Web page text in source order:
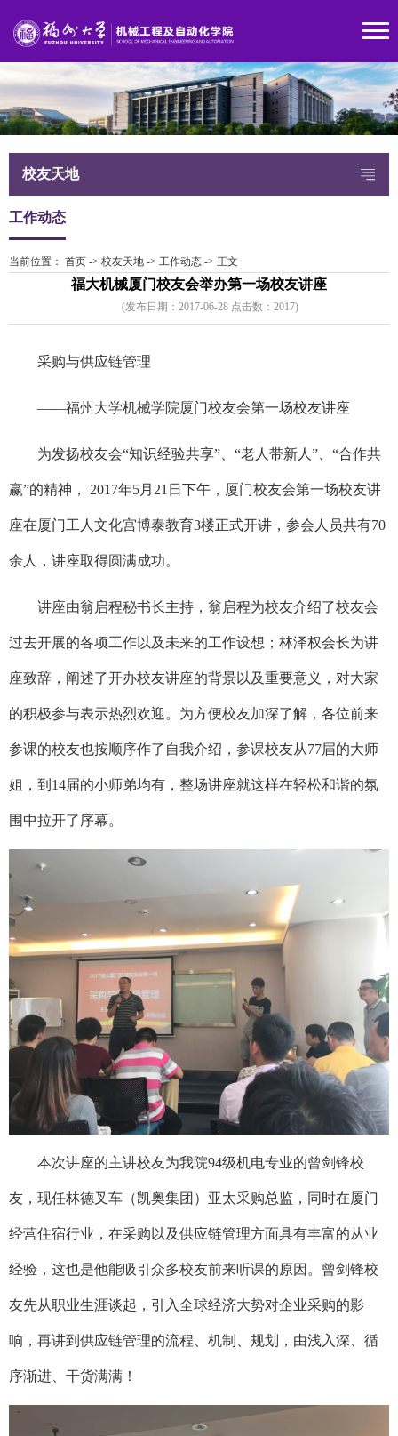
校友天地
工作动态
当前位置： 首页 -> 校友天地 -> 工作动态 -> 正文
福大机械厦门校友会举办第一场校友讲座
(发布日期：2017-06-28 点击数： 2017)
采购与供应链管理
——福州大学机械学院厦门校友会第一场校友讲座
为发扬校友会“知识经验共享”、“老人带新人”、“合作共
赢”的精神， 2017年5月21日下午，厦门校友会第一场校友讲
座在厦门工人文化宫博泰教育3楼正式开讲，参会人员共有70
余人，讲座取得圆满成功。
讲座由翁启程秘书长主持，翁启程为校友介绍了校友会
过去开展的各项工作以及未来的工作设想；林泽权会长为讲
座致辞，阐述了开办校友讲座的背景以及重要意义，对大家
的积极参与表示热烈欢迎。为方便校友加深了解，各位前来
参课的校友也按顺序作了自我介绍，参课校友从77届的大师
姐，到14届的小师弟均有，整场讲座就这样在轻松和谐的氛
围中拉开了序幕。
本次讲座的主讲校友为我院94级机电专业的曾剑锋校
友，现任林德叉车（凯奥集团）亚太采购总监，同时在厦门
经营住宿行业，在采购以及供应链管理方面具有丰富的从业
经验，这也是他能吸引众多校友前来听课的原因。曾剑锋校
友先从职业生涯谈起，引入全球经济大势对企业采购的影
响，再讲到供应链管理的流程、机制、规划，由浅入深、循
序渐进、干货满满！